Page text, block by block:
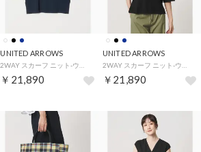
UNITED ARROWS
￥21,890
UNITED ARROWS
￥21,890